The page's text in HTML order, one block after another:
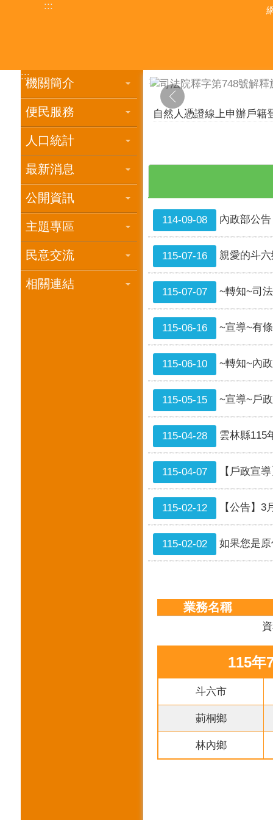
跳到主要內容區塊
:::
:::
機關簡介
便民服務
人口統計
最新消息
公開資訊
主題專區
民意交流
相關連結
:::
雲林縣各戶政事務所自即
自然人憑證線上申辦戶籍
114-09-08 內政部公
115-07-16 親愛的斗
115-07-07 ~轉知~司
115-06-16 ~宣導~有
115-06-10 ~轉知~內
115-05-15 ~宣導~戶
115-04-28 雲林縣115
115-04-07 【戶政宣
115-02-12 【公告】
115-02-02 如果您是原
業務名稱
115年
斗六市
莿桐鄉
林內鄉